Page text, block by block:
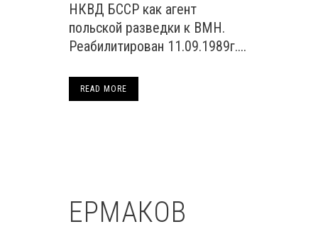
НКВД БССР как агент
польской разведки к ВМН.
Реабилитирован 11.09.1989г....
READ MORE
ЕРМАКОВ